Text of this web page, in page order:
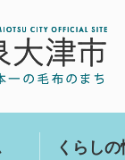
くらしの